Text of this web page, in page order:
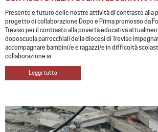
Presente e futuro delle nostre attività di contrasto alla
progetto di collaborazione Dopo e Prima promosso da
Treviso per il contrasto alla povertà educativa
doposcuola parrocchiali della diocesi di Treviso
accompagnare bambini/e e ragazzi/e in difficoltà
collaborazione si
Leggi tutto